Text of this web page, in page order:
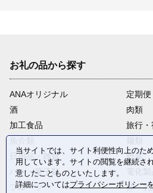
お礼の品から探す
ANAオリジナル
定期便
酒
肉類
加工食品
旅行
日用品・雑貨
野菜
パン・菓子類
フルーツ
卵・乳
当サイトでは、サイト利便性向上のた
用しています。サイトの閲覧を継続さ
意したことものといたします。
詳細についてはプライバシーポリシー